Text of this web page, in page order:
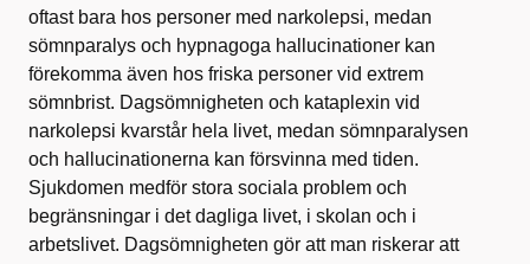
oftast bara hos personer med narkolepsi, medan
sömnparalys och hypnagoga hallucinationer kan
förekomma även hos friska personer vid extrem
sömnbrist. Dagsömnigheten och kataplexin vid
narkolepsi kvarstår hela livet, medan sömnparalysen
och hallucinationerna kan försvinna med tiden.
Sjukdomen medför stora sociala problem och
begränsningar i det dagliga livet, i skolan och i
arbetslivet. Dagsömnigheten gör att man riskerar att